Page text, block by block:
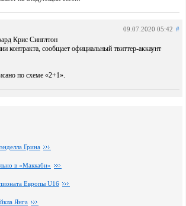
09.07.2020 05:42 #
Крис Синглтон
контракта, сообщает официальный твиттер-аккаунт
по схеме «2+1».
Грина
в «Маккаби»
Европы U16
Янга